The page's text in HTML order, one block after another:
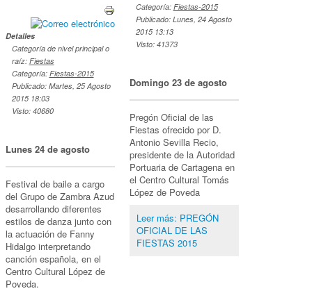
Detalles
Categoría de nivel principal o
raíz: Fiestas
Categoría: Fiestas-2015
Publicado: Martes, 25 Agosto
2015 18:03
Visto: 40680
Lunes 24 de agosto
Festival de baile a cargo
del Grupo de Zambra Azud
desarrollando diferentes
estilos de danza junto con
la actuación de Fanny
Hidalgo interpretando
canción española, en el
Centro Cultural López de
Poveda.
Categoría: Fiestas-2015
Publicado: Lunes, 24 Agosto
2015 13:13
Visto: 41373
Domingo 23 de agosto
Pregón Oficial de las
Fiestas ofrecido por D.
Antonio Sevilla Recio,
presidente de la Autoridad
Portuaria de Cartagena en
el Centro Cultural Tomás
López de Poveda
Leer más: PREGÓN
OFICIAL DE LAS
FIESTAS 2015